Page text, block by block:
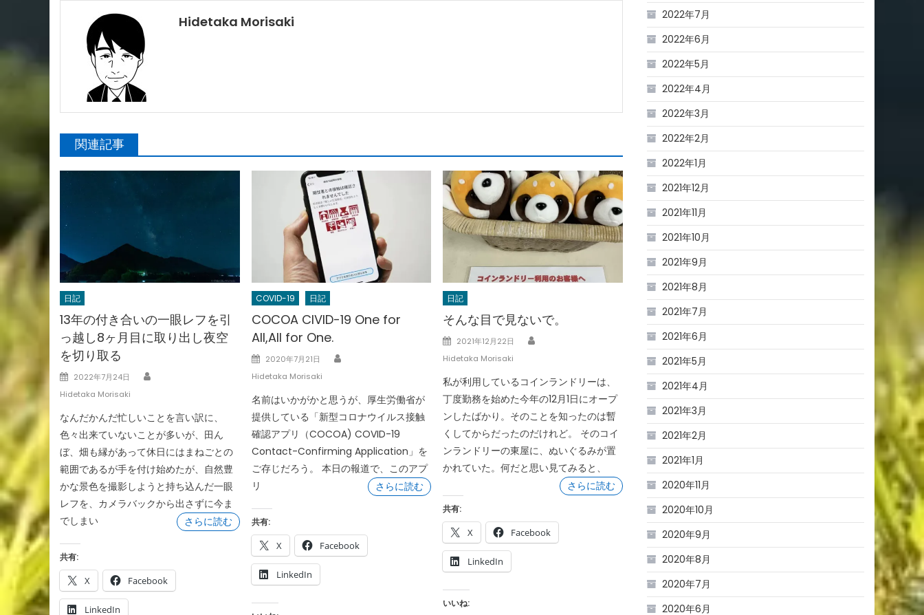
Hidetaka Morisaki
関連記事
日記
13年の付き合いの一眼レフを引
っ越し8ヶ月目に取り出し夜空
を切り取る
Posted
on
2022年7月24日
Hidetaka Morisaki
なんだかんだ忙しいことを言い訳に、
色々出来ていないことが多いが、田ん
ぼ、畑も縁があって休日にはまねごとの
範囲であるが手を付け始めたが、自然豊
かな景色を撮影しようと持ち込んだ一眼
レフを、カメラバックから出さずに今ま
でしまい
さらに読む
共有:
X Facebook
LinkedIn
COVID-19 日記
COCOA CIVID-19 One for
All,All for One.
Posted
on
2020年7月21日
Hidetaka Morisaki
名前はいかがかと思うが、厚生労働省が
提供している「新型コロナウイルス接触
確認アプリ（COCOA) COVID-19
Contact-Confirming Application」を
ご存じだろう。 本日の報道で、このアプ
リ
さらに読む
共有:
X Facebook
LinkedIn
日記
そんな目で見ないで。
Posted
on
2021年12月22日
Hidetaka Morisaki
私が利用しているコインランドリーは、
丁度勤務を始めた今年の12月1日にオープ
ンしたばかり。そのことを知ったのは暫
くしてからだったのだけれど。 そのコイ
ンランドリーの東屋に、ぬいぐるみが置
かれていた。何だと思い見てみると、
さらに読む
共有:
X Facebook
LinkedIn
いいね:
2022年7月
2022年6月
2022年5月
2022年4月
2022年3月
2022年2月
2022年1月
2021年12月
2021年11月
2021年10月
2021年9月
2021年8月
2021年7月
2021年6月
2021年5月
2021年4月
2021年3月
2021年2月
2021年1月
2020年11月
2020年10月
2020年9月
2020年8月
2020年7月
2020年6月